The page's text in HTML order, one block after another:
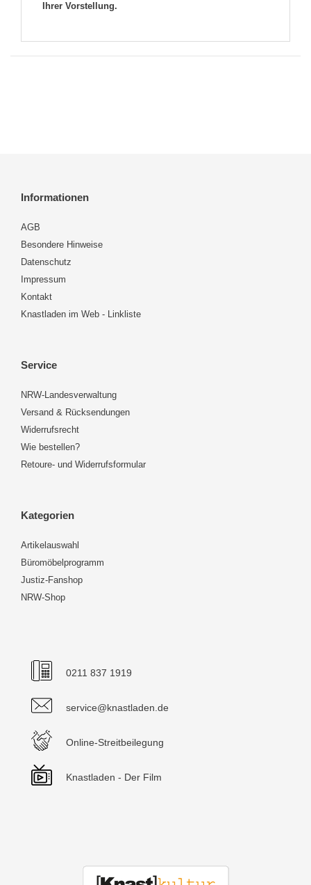
Ihrer Vorstellung.
Informationen
AGB
Besondere Hinweise
Datenschutz
Impressum
Kontakt
Knastladen im Web - Linkliste
Service
NRW-Landesverwaltung
Versand & Rücksendungen
Widerrufsrecht
Wie bestellen?
Retoure- und Widerrufsformular
Kategorien
Artikelauswahl
Büromöbelprogramm
Justiz-Fanshop
NRW-Shop
0211 837 1919
service@knastladen.de
Online-Streitbeilegung
Knastladen - Der Film